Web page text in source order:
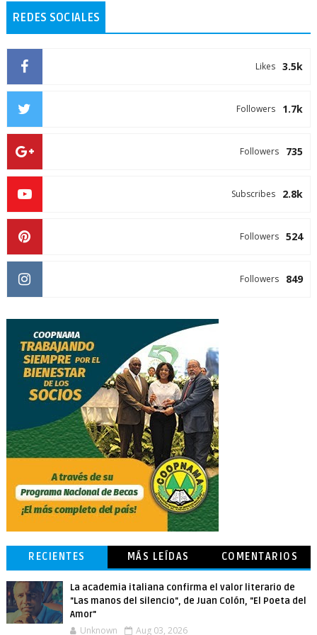
REDES SOCIALES
3.5k
Likes
1.7k
Followers
735
Followers
2.8k
Subscribes
524
Followers
849
Followers
RECIENTES MÁS LEÍDAS COMENTARIOS
La academia italiana confirma el valor literario de
"Las manos del silencio", de Juan Colón, "El Poeta del
Amor"
Unknown Aug 03, 2026